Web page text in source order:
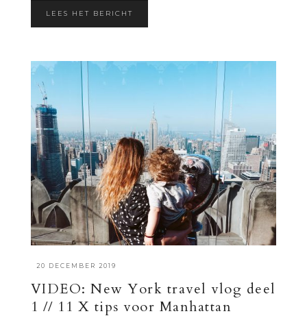
LEES HET BERICHT
20 DECEMBER 2019
VIDEO: New York travel vlog deel
1 // 11 X tips voor Manhattan